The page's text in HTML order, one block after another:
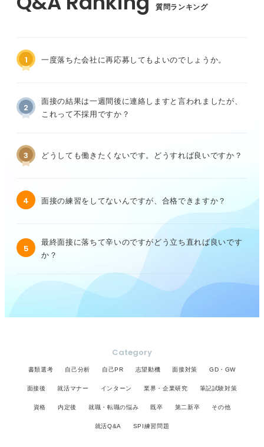
質問ランキング
1 一度落ちた会社に再応募してもよいのでしょうか。
2
面接の結果は一週間後に連絡しますと言われましたが、
これって不採用ですか？
3 どうしても働きたくないです。どうすれば良いですか？
4 面接の練習をしてないんですが、合格できますか？
5
最終面接に落ちて辛いのですがどう立ち直れば良いです
か？
Category
書類選考 自己分析 自己PR 志望動機 面接対策 GD・GW
面接後 就活マナー インターン 業界・企業研究 筆記試験対策
資格 内定後 就職・転職の悩み 既卒 第二新卒 その他
就活Q&A SPI練習問題